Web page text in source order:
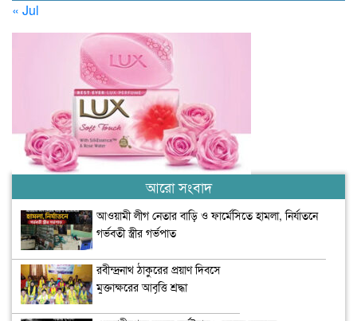
« Jul
আরো সংবাদ
আওয়ামী লীগ নেতার বাড়ি ও ফার্মেসিতে হামলা, নির্যাতনে
গর্ভবতী স্ত্রীর গর্ভপাত
রবীন্দ্রনাথ ঠাকুরের প্রয়াণ দিবসে
মুক্তাক্ষরের আবৃত্তি শ্রদ্ধা